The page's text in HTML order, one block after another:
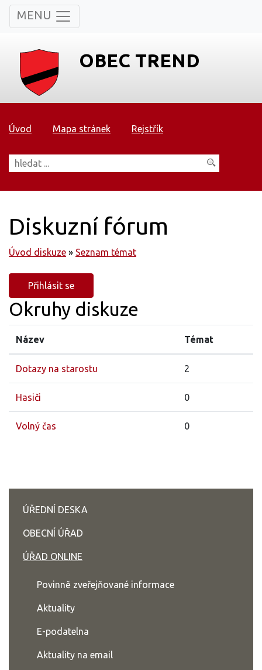
MENU
OBEC TREND
Úvod Mapa stránek Rejstřík
Diskuzní fórum
Úvod diskuze » Seznam témat
Přihlásit se
Okruhy diskuze
Název Témat
Dotazy na starostu 2
Hasiči 0
Volný čas 0
ÚŘEDNÍ DESKA
OBECNÍ ÚŘAD
ÚŘAD ONLINE
Povinně zveřejňované informace
Aktuality
E-podatelna
Aktuality na email